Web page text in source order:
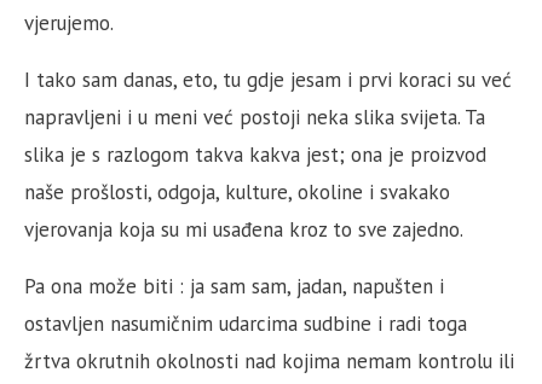
vjerujemo.
I tako sam danas, eto, tu gdje jesam i prvi koraci su već
napravljeni i u meni već postoji neka slika svijeta. Ta
slika je s razlogom takva kakva jest; ona je proizvod
naše prošlosti, odgoja, kulture, okoline i svakako
vjerovanja koja su mi usađena kroz to sve zajedno.
Pa ona može biti : ja sam sam, jadan, napušten i
ostavljen nasumičnim udarcima sudbine i radi toga
žrtva okrutnih okolnosti nad kojima nemam kontrolu ili